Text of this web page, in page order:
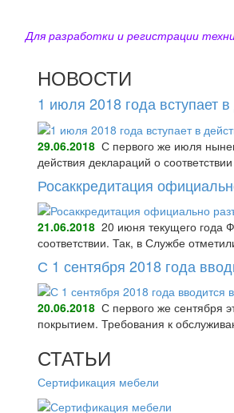
Для разработки и регистрации
НОВОСТИ
1 июля 2018 года вступает
29.06.2018 С первого же июля
действия деклараций о
Росаккредитация
21.06.2018 20 июня текущего года
соответствии. Так, в Службе
С 1 сентября 2018 года
20.06.2018 С первого же сентября
покрытием. Требования к
СТАТЬИ
Сертификация мебели